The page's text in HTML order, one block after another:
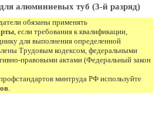
алюминиевых туб (3-й разряд)
обязаны применять
, если требования к квалификации,
для выполнения определенной
Трудовым кодексом, федеральными
правовыми актами (Федеральный закон
минтруда РФ используйте
.